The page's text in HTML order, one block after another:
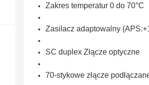
Zakres temperatur 0 do 70°C
Zasilacz adaptowalny
SC duplex Złącze optyczne
70-stykowe złącze